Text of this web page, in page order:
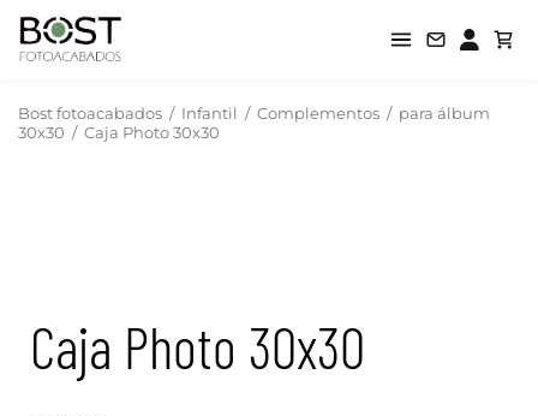
Bost fotoacabados / Infantil / Complementos / para álbum
30x30 / Caja Photo 30x30
Caja Photo 30x30